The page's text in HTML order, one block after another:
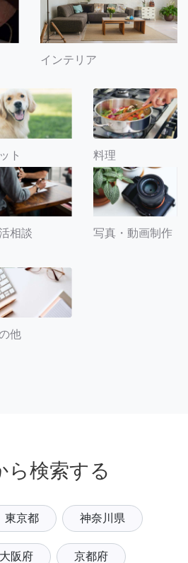
インテリア
ト 料理
相談 写真・動画制作
他
ら検索する
東京都 神奈川県
大阪府 京都府